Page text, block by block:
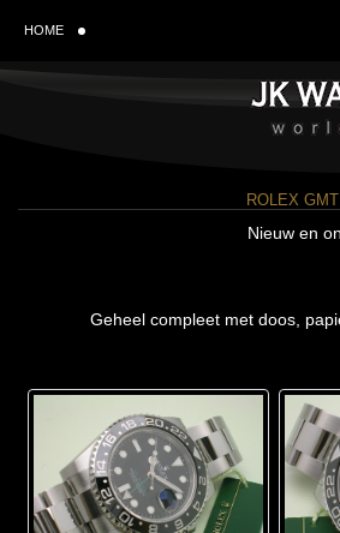
HOME
ROLEX
Nieuw en
Geheel compleet met doos,